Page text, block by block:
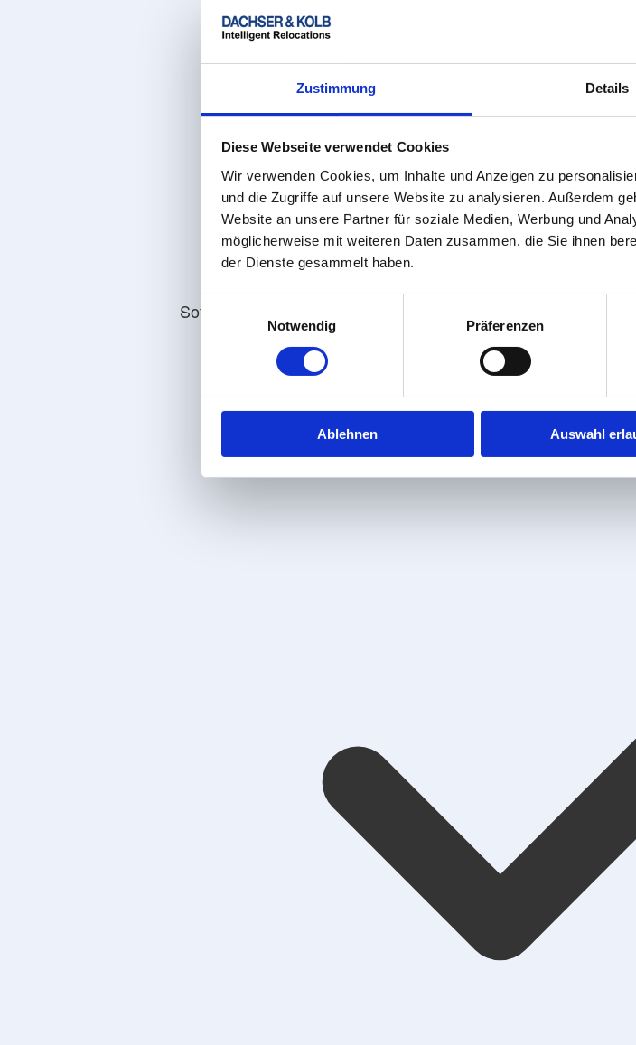
Zustimmung Details
Diese Webseite verwendet Cookies
Wir verwenden Cookies, um Inhalte und Anzeigen zu
und die Zugriffe auf unsere Website zu analysieren. Außerdem
Website an unsere Partner für soziale Medien, Werbung und
möglicherweise mit weiteren Daten zusammen, die Sie ihnen
der Dienste gesammelt haben.
Notwendig
Präferenzen
Ablehnen Auswahl
Sofort klare Umzugskosten